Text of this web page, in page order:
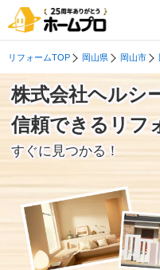
リフォームTOP 岡山県 岡山市
株式会社ヘルシ
信頼できるリフ
すぐに見つかる！